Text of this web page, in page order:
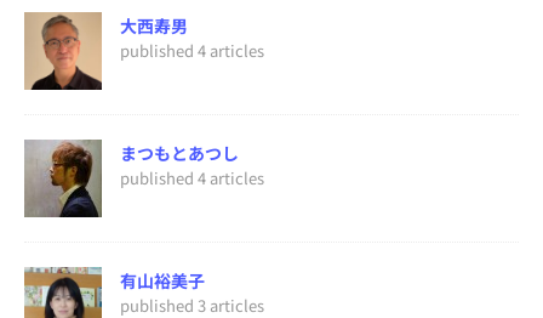
大西寿男
published 4 articles
まつもとあつし
published 4 articles
有山裕美子
published 3 articles